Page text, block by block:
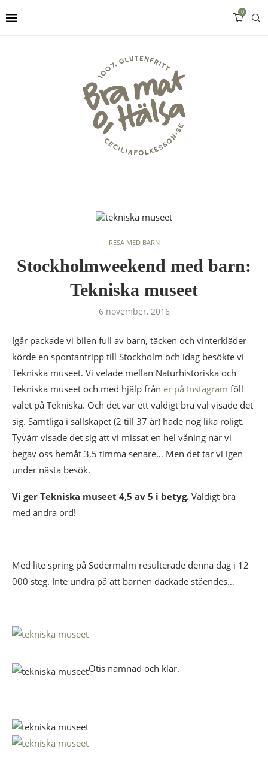
0
RESA MED BARN
Stockholmweekend med barn:
Tekniska museet
6 november, 2016
Igår packade vi bilen full av barn, täcken och vinterkläder
körde en spontantripp till Stockholm och idag besökte vi
Tekniska museet. Vi velade mellan Naturhistoriska och
Tekniska museet och med hjälp från er på Instagram föll
valet på Tekniska. Och det var ett väldigt bra val visade det
sig. Samtliga i sällskapet (2 till 37 år) hade nog lika roligt.
Tyvärr visade det sig att vi missat en hel våning när vi
begav oss hemåt 3,5 timma senare… Men det tar vi igen
under nästa besök.
Vi ger Tekniska museet 4,5 av 5 i betyg. Väldigt bra
med andra ord!
Med lite spring på Södermalm resulterade denna dag i 12
000 steg. Inte undra på att barnen däckade ståendes…
Otis namnad och klar.